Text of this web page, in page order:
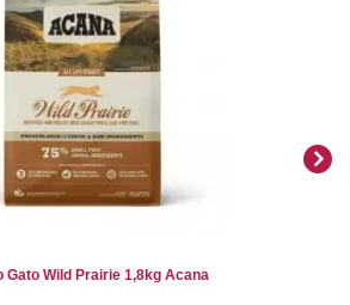
Gato Wild Prairie 1,8kg Acana